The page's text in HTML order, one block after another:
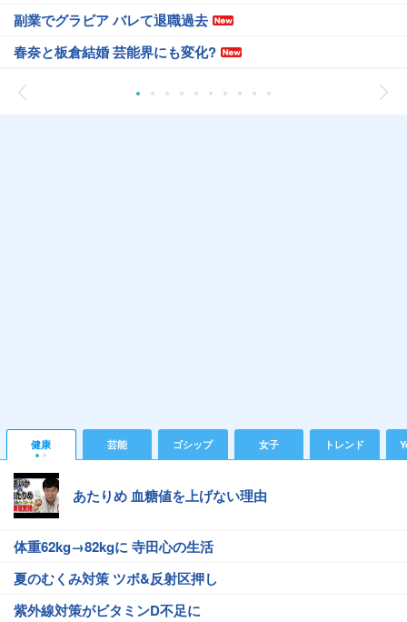
副業でグラビア バレて退職過去
春奈と板倉結婚 芸能界にも変化?
健康 芸能 ゴシップ 女子 トレンド
あたりめ 血糖値を上げない理由
体重62kg→82kgに 寺田心の生活
夏のむくみ対策 ツボ&反射区押し
紫外線対策がビタミンD不足に